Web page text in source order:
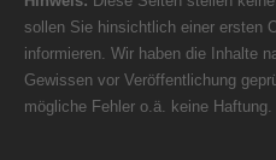
sollen Sie hinsichtlich einer ersten
informieren. Wir haben die Inhalte
Gewissen vor Veröffentlichung
mögliche Fehler o.ä. keine Haftung.